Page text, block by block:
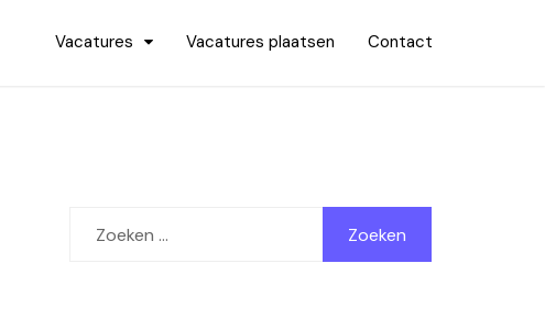
Vacatures Vacatures plaatsen Contact
naar: